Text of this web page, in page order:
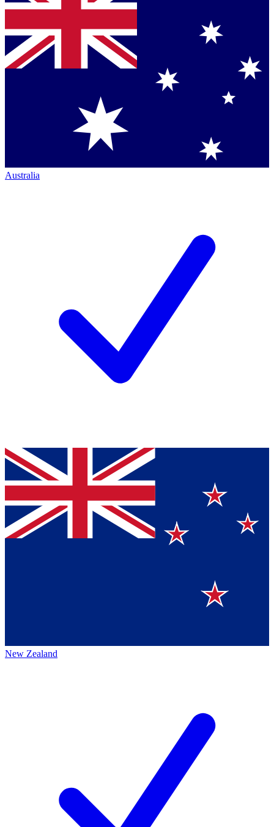
Australia
New Zealand